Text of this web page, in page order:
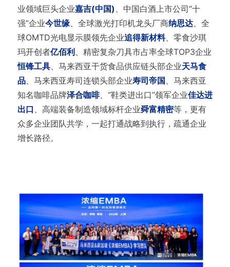
业领域巨头企业嘉吉(中国) 、中国白酒上市公司“十
强”企业今世缘、全球激光打印机龙头厂商纳思达、全
球OMTD光电显示膜领先企业追得新材料、零食沙琪
玛开创者亿佰利、精密复杂刀具市占率全球TOP3企业
恒锋工具、马来西亚干货食品供应链头部企业天马食
品、马来西亚寿司连锁头部企业寿司帝国 、马来西亚
知名咖啡品牌泽合咖啡、“鞋类进出口”领军企业佳达进
出口 、高端装备制造领域标杆企业舜富精密等，更有
众多企业团队共学，一起打通战略到执行，疏通企业
增长路径。